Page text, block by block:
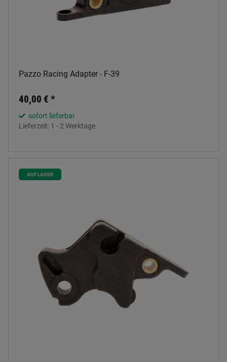
Pazzo Racing Adapter - F-39
40,00 € *
sofort lieferbar
Lieferzeit: 1 - 2 Werktage
AUF LAGER